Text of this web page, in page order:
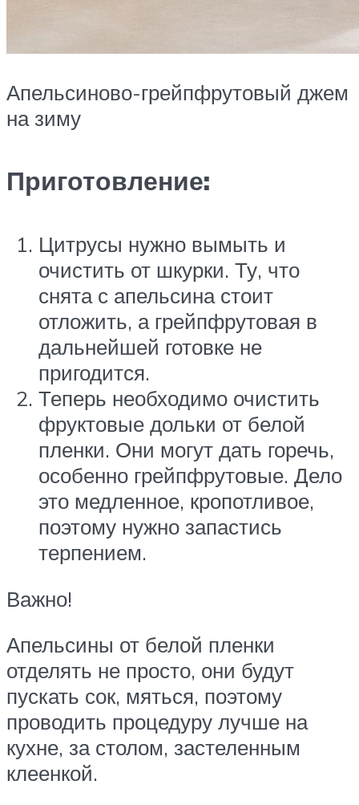
Апельсиново-грейпфрутовый джем
на зиму
Приготовление:
Цитрусы нужно вымыть и
очистить от шкурки. Ту, что
снята с апельсина стоит
отложить, а грейпфрутовая в
дальнейшей готовке не
пригодится.
Теперь необходимо очистить
фруктовые дольки от белой
пленки. Они могут дать горечь,
особенно грейпфрутовые. Дело
это медленное, кропотливое,
поэтому нужно запастись
терпением.
Важно!
Апельсины от белой пленки
отделять не просто, они будут
пускать сок, мяться, поэтому
проводить процедуру лучше на
кухне, за столом, застеленным
клеенкой.